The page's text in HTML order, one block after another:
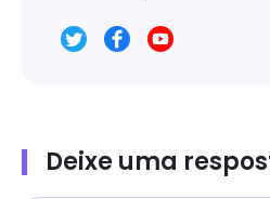
Deixe uma